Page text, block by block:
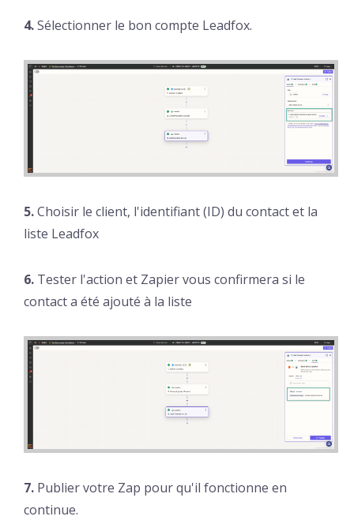
4.Sélectionner le bon compte Leadfox.
5.Choisir le client, l'identifiant (ID) du contact et la
liste Leadfox
6. Tester l'action et Zapier vous confirmera si le
contact a été ajouté à la liste
7. Publier votre Zap pour qu'il fonctionne en
continue.